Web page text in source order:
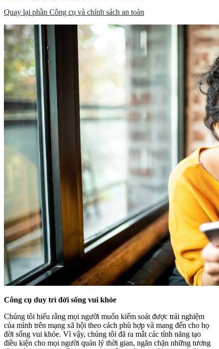
Quay lại phần Công cụ và chính sách an toàn
Công cụ duy trì đời sống vui khỏe
Chúng tôi hiểu rằng mọi người muốn kiểm soát được trải nghiệm
của mình trên mạng xã hội theo cách phù hợp và mang đến cho họ
đời sống vui khỏe. Vì vậy, chúng tôi đã ra mắt các tính năng tạo
điều kiện cho mọi người quản lý thời gian, ngăn chặn những tương